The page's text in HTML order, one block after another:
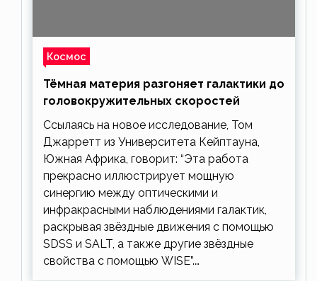
Космос
Тёмная материя разгоняет галактики до
головокружительных скоростей
Ссылаясь на новое исследование, Том
Джарретт из Университета Кейптауна,
Южная Африка, говорит: “Эта работа
прекрасно иллюстрирует мощную
синергию между оптическими и
инфракрасными наблюдениями галактик,
раскрывая звёздные движения с помощью
SDSS и SALT, а также другие звёздные
свойства с помощью WISE”.…